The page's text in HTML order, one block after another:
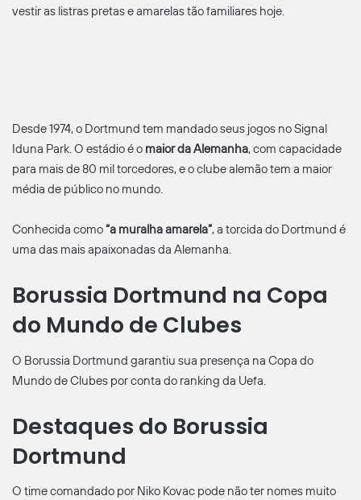
vestir as listras pretas e amarelas tão familiares hoje.
Desde 1974, o Dortmund tem mandado seus jogos no Signal
Iduna Park. O estádio é o maior da Alemanha, com capacidade
para mais de 80 mil torcedores, e o clube alemão tem a maior
média de público no mundo.
Conhecida como“a muralha amarela”, a torcida do Dortmund é
uma das mais apaixonadas da Alemanha.
Borussia Dortmund na Copa
do Mundo de Clubes
O Borussia Dortmund garantiu sua presença na Copa do
Mundo de Clubes por conta do ranking da Uefa.
Destaques do Borussia
Dortmund
O time comandado por Niko Kovac pode não ter nomes muito